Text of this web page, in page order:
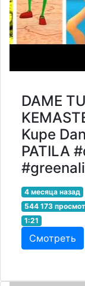
DAME
Kupe
PATILA
4 месяца назад
544 173
1:21
Смотреть